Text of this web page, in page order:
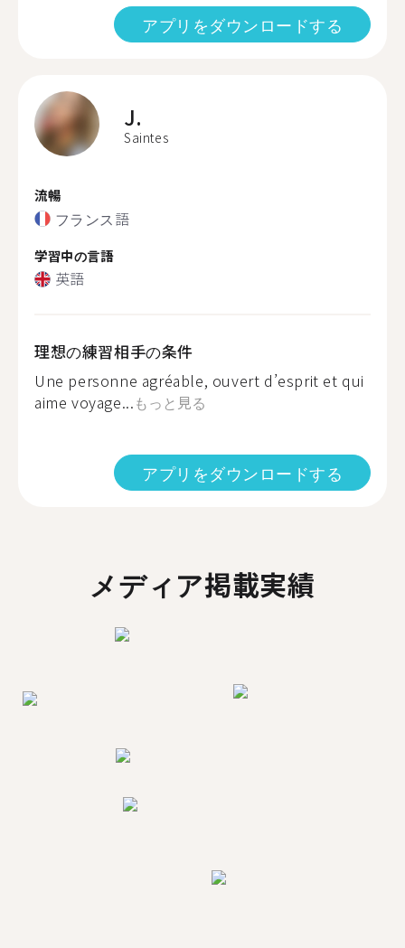
アプリをダウンロードする
J.
Saintes
流暢
フランス語
学習中の言語
英語
理想の練習相手の条件
Une personne agréable, ouvert d’esprit et qui
aime voyage...もっと見る
アプリをダウンロードする
メディア掲載実績